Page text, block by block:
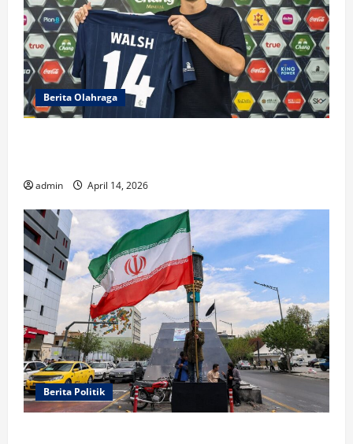
Berita Olahraga
admin April 14, 2026
Berita Politik